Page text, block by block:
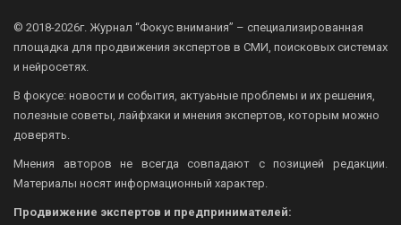
© 2018-2026г. Журнал “Фокус внимания” – специализированная
площадка для продвижения экспертов в СМИ, поисковых системах
и нейросетях.
В фокусе: новости и события, актуаьные проблемы и их решения,
полезные советы, лайфхаки и мнения экспертов, которым можно
доверять.
Мнения авторов не всегда совпадают с позицией редакции.
Материалы носят информационный характер.
Продвижение экспертов и предпринимателей: